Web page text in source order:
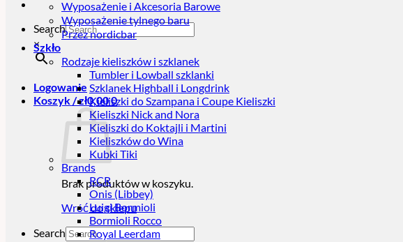
Search
×
Logowanie
Koszyk /zł0,000
Brak produktów w koszyku.
Wróć do sklepu
Search
Wyposażenie i Akcesoria Barowe
Wyposażenie tylnego baru
Przez nordicbar
Szkło
Rodzaje kieliszków i szklanek
Tumbler i Lowball szklanki
Szklanek Highball i Longdrink
Kieliszki do Szampana i Coupe Kieliszki
Kieliszki Nick and Nora
Kieliszki do Koktajli i Martini
Kieliszków do Wina
Kubki Tiki
Brands
RCR
Onis (Libbey)
Luigi Bormioli
Bormioli Rocco
Royal Leerdam